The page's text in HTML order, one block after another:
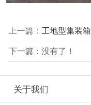
上一篇： 工地型集装箱
下一篇：没有了！
关于我们